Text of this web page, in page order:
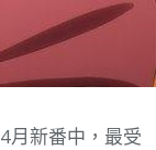
月新番中，最受